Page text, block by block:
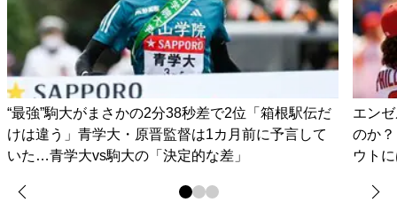
“最強”駒大がまさかの2分38秒差で2位「箱根駅伝だ
けは違う」青学大・原晋監督は1カ月前に予言して
いた…青学大vs駒大の「決定的な差」
エン
のか
ウト